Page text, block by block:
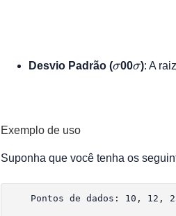
Desvio Padrão (
σ
00
σ
): A
Exemplo de uso
Suponha que você tenha os
Pontos de dados: 10, 12,